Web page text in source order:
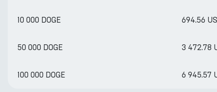
10 000 DOGE 694.56
50 000 DOGE 3 472.78
100 000 DOGE 6 945.57